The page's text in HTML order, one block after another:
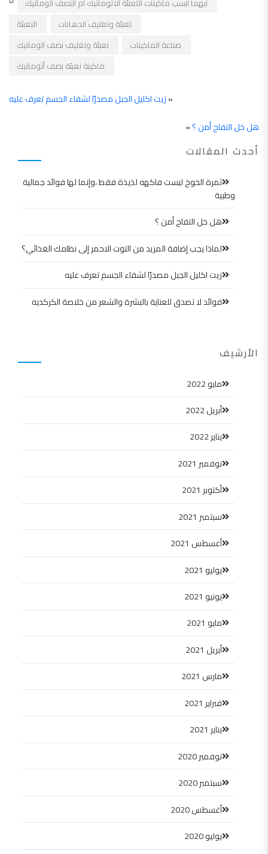
التعبئة
تعبئة وتغليف الدهانات
تعبئة وتغليف نصف اتوماتيك
صناعة الماكينات
ماكينة تعبئة نصف أتوماتيك
«زيت اكليل الجبل مصدرًا لشفاء الجسم تعرف عليه
هل خل التفاح أمن ؟»
أحدث المقالات
ثمرة الخوخ ليست فاكهه لذيذة فقط ،وإنما لها فوائد جمالية
وطبية
هل خل التفاح أمن ؟
لماذا يجب إضافة المزيد من التوت الاحمر إلى نظامك الغذائي؟
زيت اكليل الجبل مصدرًا لشفاء الجسم تعرف عليه
فوائد لا تصدق للعناية بالبشرة والشعر من خلاصة الكركديه
الأرشيف
مايو 2022
أبريل 2022
يناير 2022
نوفمبر 2021
أكتوبر 2021
سبتمبر 2021
أغسطس 2021
يوليو 2021
يونيو 2021
مايو 2021
أبريل 2021
مارس 2021
فبراير 2021
يناير 2021
نوفمبر 2020
سبتمبر 2020
أغسطس 2020
يوليو 2020